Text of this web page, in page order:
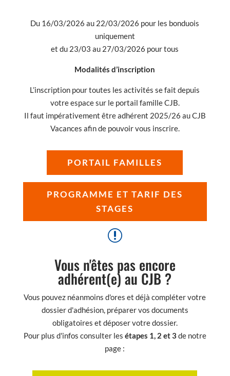
Du 16/03/2026 au 22/03/2026 pour les bonduois
uniquement
et du 23/03 au 27/03/2026 pour tous
Modalités d’inscription
L’inscription pour toutes les activités se fait depuis
votre espace sur le portail famille CJB.
Il faut impérativement être adhérent 2025/26 au CJB
Vacances afin de pouvoir vous inscrire.
PORTAIL FAMILLES
PROGRAMME ET TARIF DES
STAGES
r
Vous n'êtes pas encore
adhérent(e) au CJB ?
Vous pouvez néanmoins d'ores et déjà compléter votre
dossier d'adhésion, préparer vos documents
obligatoires et déposer votre dossier.
Pour plus d'infos consulter les étapes 1, 2 et 3de notre
page :